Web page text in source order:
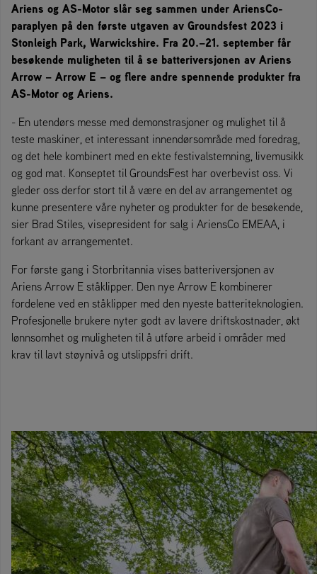
Ariens og AS-Motor slår seg sammen under AriensCo-
paraplyen på den første utgaven av Groundsfest 2023 i
Stonleigh Park, Warwickshire. Fra 20.–21. september får
besøkende muligheten til å se batteriversjonen av Ariens
Arrow – Arrow E – og flere andre spennende produkter fra
AS-Motor og Ariens.
- En utendørs messe med demonstrasjoner og mulighet til å
teste maskiner, et interessant innendørsområde med foredrag,
og det hele kombinert med en ekte festivalstemning, livemusikk
og god mat. Konseptet til GroundsFest har overbevist oss. Vi
gleder oss derfor stort til å være en del av arrangementet og
kunne presentere våre nyheter og produkter for de besøkende,
sier Brad Stiles, visepresident for salg i AriensCo EMEAA, i
forkant av arrangementet.
For første gang i Storbritannia vises batteriversjonen av
Ariens Arrow E ståklipper. Den nye Arrow E kombinerer
fordelene ved en ståklipper med den nyeste batteriteknologien.
Profesjonelle brukere nyter godt av lavere driftskostnader, økt
lønnsomhet og muligheten til å utføre arbeid i områder med
krav til lavt støynivå og utslippsfri drift.